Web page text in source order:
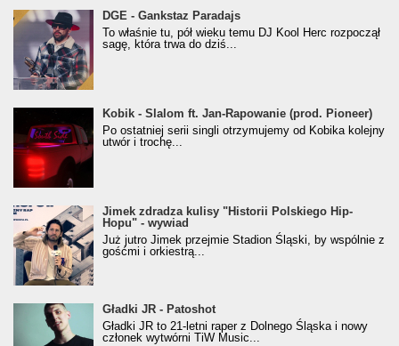
donGURALesko z nagrodą za
Klasyczny/Trueschoolowy Album Roku
(Popkillery 2023)
DGE - Gankstaz Paradajs
To właśnie tu, pół wieku temu DJ Kool Herc rozpoczął
sagę, która trwa do dziś...
Kobik - Slalom ft. Jan-Rapowanie (prod. Pioneer)
[Official Music Visualiser]
Kobik - Slalom ft. Jan-Rapowanie (prod. Pioneer)
Po ostatniej serii singli otrzymujemy od Kobika kolejny
utwór i trochę...
Jimek zdradza kulisy "Historii Polskiego Hip-
Hopu" - wywiad
Jimek zdradza kulisy "Historii Polskiego Hip-
Hopu" - wywiad
Już jutro Jimek przejmie Stadion Śląski, by wspólnie z
gośćmi i orkiestrą...
Gładki JR - Patoshot
Gładki JR - Patoshot
Gładki JR to 21-letni raper z Dolnego Śląska i nowy
członek wytwórni TiW Music...